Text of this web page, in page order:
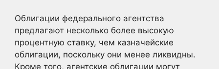
Облигации федерального агентства
предлагают несколько более высокую
процентную ставку, чем казначейские
облигации, поскольку они менее ликвидны.
Кроме того, агентские облигации могут